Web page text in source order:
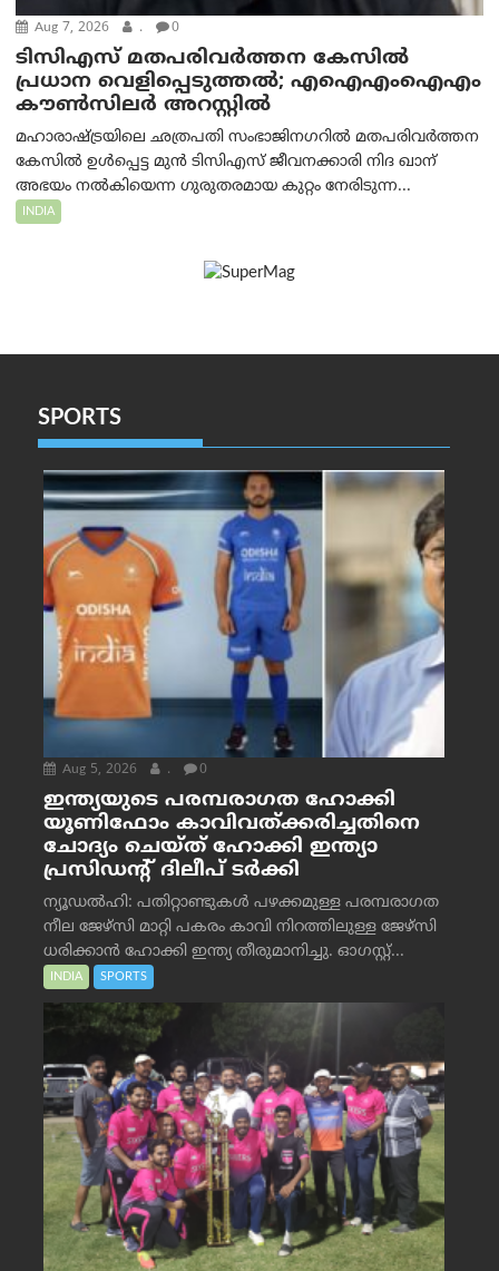
Aug 7, 2026 . 0
ടിസിഎസ് മതപരിവർത്തന കേസിൽ
പ്രധാന വെളിപ്പെടുത്തൽ; എഐഎംഐഎം
കൗൺസിലർ അറസ്റ്റിൽ
മഹാരാഷ്ട്രയിലെ ഛത്രപതി സംഭാജിനഗറിൽ മതപരിവർത്തന
കേസിൽ ഉൾപ്പെട്ട മുൻ ടിസിഎസ് ജീവനക്കാരി നിദ ഖാന്
അഭയം നൽകിയെന്ന ഗുരുതരമായ കുറ്റം നേരിടുന്ന...
INDIA
SPORTS
Aug 5, 2026 . 0
ഇന്ത്യയുടെ പരമ്പരാഗത ഹോക്കി
യൂണിഫോം കാവിവത്ക്കരിച്ചതിനെ
ചോദ്യം ചെയ്ത് ഹോക്കി ഇന്ത്യാ
പ്രസിഡന്റ് ദിലീപ് ടര്‍ക്കി
ന്യൂഡൽഹി: പതിറ്റാണ്ടുകൾ പഴക്കമുള്ള പരമ്പരാഗത
നീല ജേഴ്‌സി മാറ്റി പകരം കാവി നിറത്തിലുള്ള ജേഴ്‌സി
ധരിക്കാൻ ഹോക്കി ഇന്ത്യ തീരുമാനിച്ചു. ഓഗസ്റ്റ്...
INDIA SPORTS